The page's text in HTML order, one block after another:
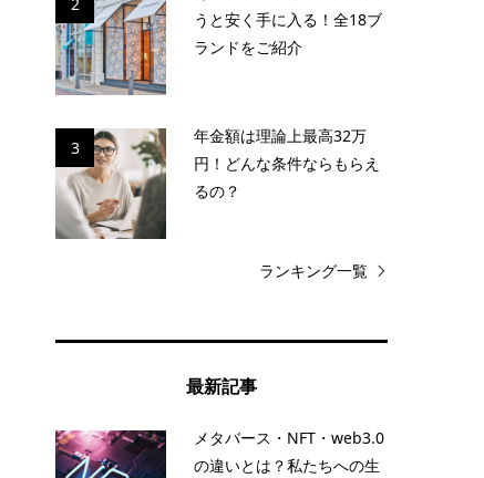
うと安く手に入る！全18ブ
ランドをご紹介
3
年金額は理論上最高32万
円！どんな条件ならもらえ
るの？
ランキング一覧
最新記事
メタバース・NFT・web3.0
の違いとは？私たちへの生